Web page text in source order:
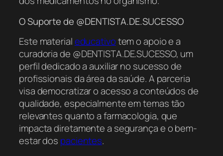
O Suporte de @DENTISTA.DE.SUCESSO
Este materialeducativotem o apoio e a
curadoria de @DENTISTA.DE.SUCESSO, um
perfil dedicado a auxiliar no sucesso de
profissionais da área da saúde. A parceria
visa democratizar o acesso a conteúdos de
qualidade, especialmente em temas tão
relevantes quanto a farmacologia, que
impacta diretamente a segurança e o bem-
estar dos pacientes.